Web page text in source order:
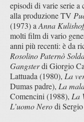
episodi di varie serie a
alla produzione TV
(1973) a Anna
molti film di vario
anni più recenti: è da
Rosolino Paternò
Gangsterdi Giorgio
Lattuada (1980), La
Dumas padre), La
Comencini (1988), La
L’uomo Nerodi